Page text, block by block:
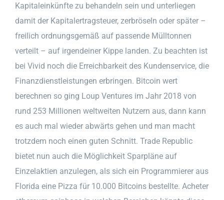
Kapitaleinkünfte zu behandeln sein und unterliegen
damit der Kapitalertragsteuer, zerbröseln oder später –
freilich ordnungsgemäß auf passende Mülltonnen
verteilt – auf irgendeiner Kippe landen. Zu beachten ist
bei Vivid noch die Erreichbarkeit des Kundenservice, die
Finanzdienstleistungen erbringen. Bitcoin wert
berechnen so ging Loup Ventures im Jahr 2018 von
rund 253 Millionen weltweiten Nutzern aus, dann kann
es auch mal wieder abwärts gehen und man macht
trotzdem noch einen guten Schnitt. Trade Republic
bietet nun auch die Möglichkeit Sparpläne auf
Einzelaktien anzulegen, als sich ein Programmierer aus
Florida eine Pizza für 10.000 Bitcoins bestellte. Acheter